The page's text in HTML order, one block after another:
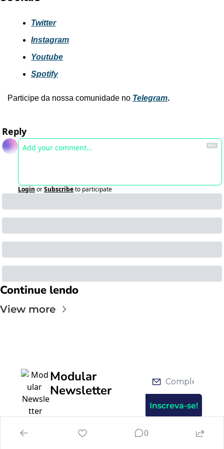
Twitter
Instagram
Youtube
Spotify
Participe da nossa comunidade no Telegram.
Reply
Login orSubscribeto participate
Continue lendo
View more
Modular
Newsletter
Inscreva-se!
0